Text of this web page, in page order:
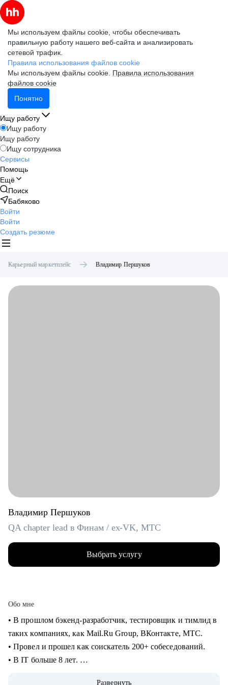
Мы используем файлы cookie, чтобы обеспечивать
правильную работу нашего веб-сайта и анализировать
сетевой трафик.
Правила использования файлов cookie
Мы используем файлы cookie. Правила использования
файлов cookie
Понятно
Ищу работу
Ищу работу
Ищу работу
Ищу сотрудника
Сервисы
Помощь
Ещё
Поиск
Бабяково
Войти
Войти
Создать резюме
Карьерный маркетплейс Владимир Першуков
Владимир Першуков
QA chapter lead в Финам / ex-VK, МТС
Выбрать услугу
Обо мне
• В прошлом бэкенд-разработчик, тестировщик и тимлид в
таких компаниях, как Mail.Ru Group, ВКонтакте, МТС.
• Провел и прошел как соискатель 200+ собеседований.
• В IT больше 8 лет.
Развернуть